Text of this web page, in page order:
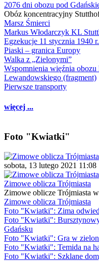
2076 dni obozu pod
Obóz koncentracyjny
Marsz Śmierci
Markus Włodarczyk KL
Egzekucje 11 stycznia 1940
Piaski – granica Europy
Walka z „Zielonymi”
Wspomnienia więźnia obozu
Lewandowskiego (fragment)
Pierwsze transporty
więcej ...
Foto "Kwiatki"
sobota, 13 lutego 2021 11:08
Zimowe oblicza Trójmiasta
Zimowe oblicze Trójmiasta
Zimowe oblicza Trójmiasta
Foto "Kwiatki": Zima
Foto "Kwiatki":
Gdańsku
Foto "Kwiatki": Gra w
Foto "Kwiatki": Temida na
Foto "Kwiatki": Szklane